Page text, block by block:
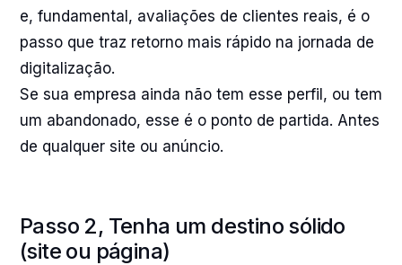
e, fundamental, avaliações de clientes reais, é o
passo que traz retorno mais rápido na jornada de
digitalização.
Se sua empresa ainda não tem esse perfil, ou tem
um abandonado, esse é o ponto de partida. Antes
de qualquer site ou anúncio.
Passo 2, Tenha um destino sólido
(site ou página)